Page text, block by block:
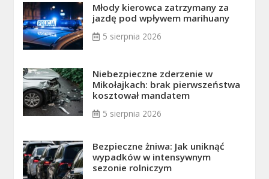
Młody kierowca zatrzymany za
jazdę pod wpływem marihuany
5 sierpnia 2026
Niebezpieczne zderzenie w
Mikołajkach: brak pierwszeństwa
kosztował mandatem
5 sierpnia 2026
Bezpieczne żniwa: Jak uniknąć
wypadków w intensywnym
sezonie rolniczym